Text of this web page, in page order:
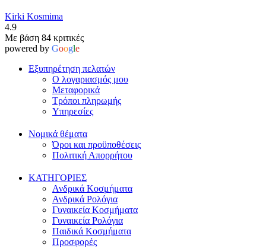
Kirki Kosmima
4.9
Με βάση 84 κριτικές
powered by Google
Εξυπηρέτηση πελατών
Ο λογαριασμός μου
Μεταφορικά
Τρόποι πληρωμής
Υπηρεσίες
Νομικά θέματα
Όροι και προϋποθέσεις
Πολιτική Απορρήτου
ΚΑΤΗΓΟΡΙΕΣ
Ανδρικά Κοσμήματα
Ανδρικά Ρολόγια
Γυναικεία Κοσμήματα
Γυναικεία Ρολόγια
Παιδικά Κοσμήματα
Προσφορές